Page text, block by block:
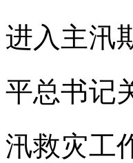
进入主汛
平总书记
汛救灾工